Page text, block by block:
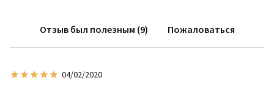
Отзыв был полезным (9) Пожаловаться
04/02/2020